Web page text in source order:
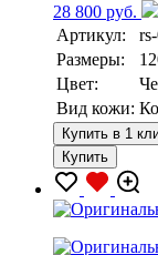
28 800 руб.
Артикул:
Размеры:
Цвет:
Вид кожи:
Купить в 1
Купить